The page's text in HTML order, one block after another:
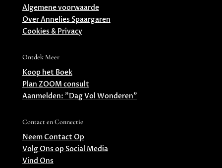
Algemene voorwaarde
Over Annelies Spaargaren
Cookies & Privacy
Ontdek Meer
Koop het Boek
Plan ZOOM consult
Aanmelden: ”Dag Vol Wonderen”
Contact en Connectie
Neem Contact Op
Volg Ons op Social Media
Vind Ons